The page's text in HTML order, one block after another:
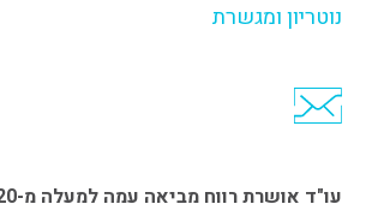
נוטריון ומגשרת
קישור
למייל